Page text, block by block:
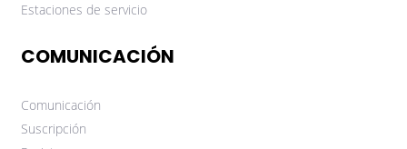
Estaciones de servicio
COMUNICACIÓN
Comunicación
Suscripción